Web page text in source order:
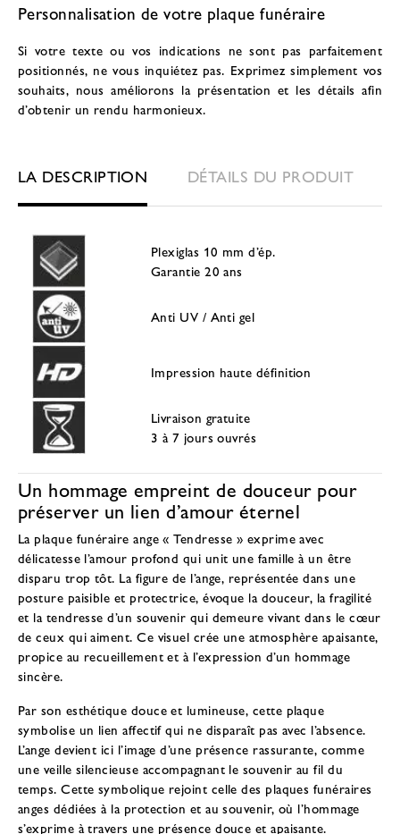
Personnalisation de votre plaque funéraire
Si votre texte ou vos indications ne sont pas parfaitement
positionnés, ne vous inquiétez pas. Exprimez simplement vos
souhaits, nous améliorons la présentation et les détails afin
d’obtenir un rendu harmonieux.
LA DESCRIPTION DÉTAILS DU PRODUIT
Plexiglas 10 mm d’ép.
Garantie 20 ans
Anti UV / Anti gel
Impression haute définition
Livraison gratuite
3 à 7 jours ouvrés
Un hommage empreint de douceur pour
préserver un lien d’amour éternel
La plaque funéraire ange « Tendresse » exprime avec
délicatesse l’amour profond qui unit une famille à un être
disparu trop tôt. La figure de l’ange, représentée dans une
posture paisible et protectrice, évoque la douceur, la fragilité
et la tendresse d’un souvenir qui demeure vivant dans le cœur
de ceux qui aiment. Ce visuel crée une atmosphère apaisante,
propice au recueillement et à l’expression d’un hommage
sincère.
Par son esthétique douce et lumineuse, cette plaque
symbolise un lien affectif qui ne disparaît pas avec l’absence.
L’ange devient ici l’image d’une présence rassurante, comme
une veille silencieuse accompagnant le souvenir au fil du
temps. Cette symbolique rejoint celle des plaques funéraires
anges dédiées à la protection et au souvenir, où l’hommage
s’exprime à travers une présence douce et apaisante.